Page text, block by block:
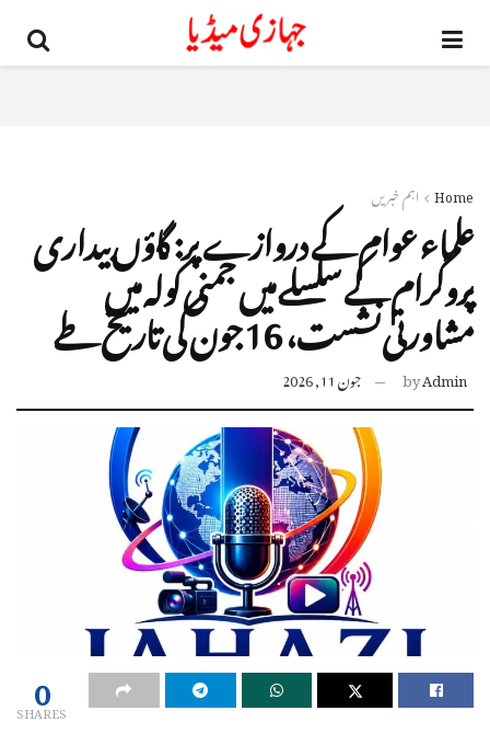
Home اہم خبریں
علماء عوام کے دروازے پر: گاؤں بیداری
پروگرام کے سلسلے میں جمنی کولہ میں
مشاورتی نشست، 16 جون کی تاریخ طے
byAdmin جون 11, 2026
0
SHARES